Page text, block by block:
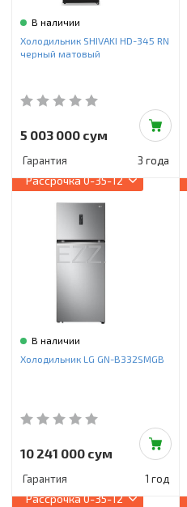
В наличии
Холодильник SHIVAKI HD-345 RN
черный матовый
5 003 000 сум
Гарантия 3 года
Рассрочка0-35-12
В наличии
Холодильник LG GN-B332SMGB
10 241 000 сум
Гарантия 1 год
Рассрочка0-35-12